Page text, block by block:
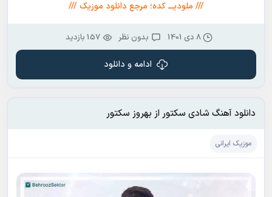
/// ملودیـــ کده؛ مرجع دانلود موزیک ///
8 دی 1401 بدون نظر 157 بازدید
ادامه و دانلود
دانلود آهنگ شادی سکتور از بهروز سکتور
موزیک ایرانی